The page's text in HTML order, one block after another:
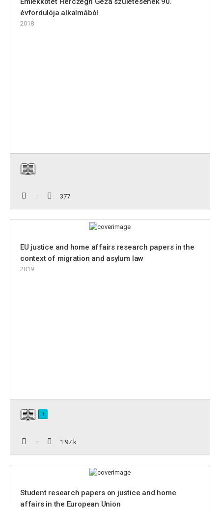
évfordulója alkalmából
2018
377
EU justice and home affairs research papers in the
context of migration and asylum law
2019
1
1.97 k
Student research papers on justice and home
affairs in the European Union